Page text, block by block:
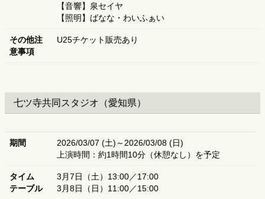
【音響】泉セイヤ
【照明】ばなな・わいふぁい
その他注
意事項
U25チケット販売あり
七ツ寺共同スタジオ（愛知県）
期間
2026/03/07 (土)～2026/03/08 (日)
上演時間：約1時間10分（休憩なし）を予定
タイム
テーブル
3月7日（土）13:00／17:00
3月8日（日）11:00／15:00